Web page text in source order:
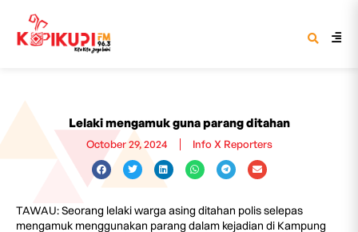
Lelaki mengamuk guna parang ditahan
October 29, 2024 Info X Reporters
TAWAU: Seorang lelaki warga asing ditahan polis selepas
mengamuk menggunakan parang dalam kejadian di Kampung